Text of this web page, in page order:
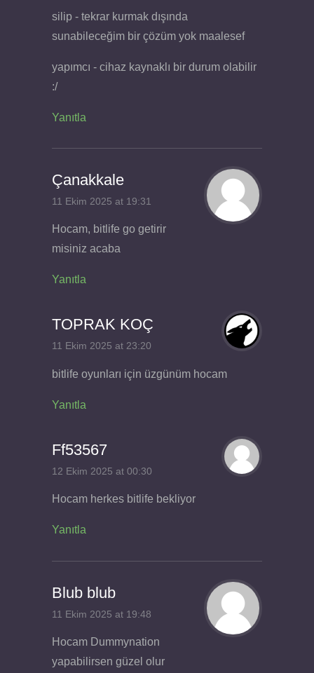
silip - tekrar kurmak dışında
sunabileceğim bir çözüm yok maalesef
yapımcı - cihaz kaynaklı bir durum olabilir
:/
Yanıtla
Çanakkale
11 Ekim 2025 at 19:31
Hocam, bitlife go getirir
misiniz acaba
Yanıtla
TOPRAK KOÇ
11 Ekim 2025 at 23:20
bitlife oyunları için üzgünüm hocam
Yanıtla
Ff53567
12 Ekim 2025 at 00:30
Hocam herkes bitlife bekliyor
Yanıtla
Blub blub
11 Ekim 2025 at 19:48
Hocam Dummynation
yapabilirsen güzel olur